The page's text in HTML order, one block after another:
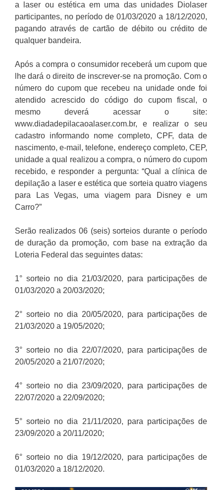
a laser ou estética em uma das unidades Diolaser
participantes, no período de 01/03/2020 a 18/12/2020,
pagando através de cartão de débito ou crédito de
qualquer bandeira.
Após a compra o consumidor receberá um cupom que
lhe dará o direito de inscrever-se na promoção. Com o
número do cupom que recebeu na unidade onde foi
atendido acrescido do código do cupom fiscal, o
mesmo deverá acessar o site:
www.diadadepilacaoalaser.com.br, e realizar o seu
cadastro informando nome completo, CPF, data de
nascimento, e-mail, telefone, endereço completo, CEP,
unidade a qual realizou a compra, o número do cupom
recebido, e responder a pergunta: “Qual a clínica de
depilação a laser e estética que sorteia quatro viagens
para Las Vegas, uma viagem para Disney e um
Carro?”
Serão realizados 06 (seis) sorteios durante o período
de duração da promoção, com base na extração da
Loteria Federal das seguintes datas:
1° sorteio no dia 21/03/2020, para participações de
01/03/2020 a 20/03/2020;
2° sorteio no dia 20/05/2020, para participações de
21/03/2020 a 19/05/2020;
3° sorteio no dia 22/07/2020, para participações de
20/05/2020 a 21/07/2020;
4° sorteio no dia 23/09/2020, para participações de
22/07/2020 a 22/09/2020;
5° sorteio no dia 21/11/2020, para participações de
23/09/2020 a 20/11/2020;
6° sorteio no dia 19/12/2020, para participações de
01/03/2020 a 18/12/2020.